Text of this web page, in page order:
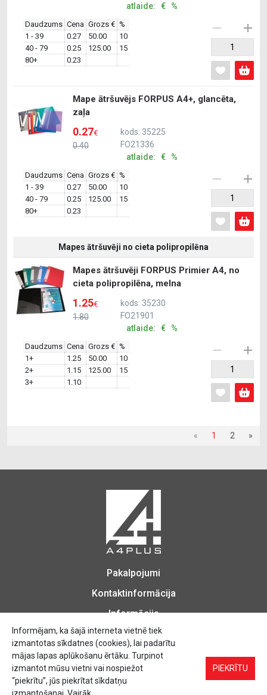
atlaide: € %
Daudzums Cena Grozs € %
1 - 39
0.27 50.00
10
40 - 79
0.25 125.00
15
80+
0.23
Mape ātršuvējs FORPUS A4+, glancēta,
zaļa
0.40
0.27€
kods: 35225
FO21336
atlaide: € %
Daudzums Cena Grozs € %
1 - 39
0.27 50.00
10
40 - 79
0.25 125.00
15
80+
0.23
Mapes ātršuvēji no cieta polipropilēna
Mapes ātršuvēji FORPUS Primier A4, no
cieta polipropilēna, melna
1.80
1.25€
kods: 35230
FO21901
atlaide: € %
Daudzums Cena Grozs € %
1+
1.25 50.00
10
2+
1.15 125.00
15
3+
1.10
« 1 2 »
Biroja Preces, Zīmogu izgatavošana, Printēšana, Kopēšana, Iesiešana,
Vizītkartes, Skrejlapas, Uzlīmes.
Pakalpojumi
Kontaktinformācija
Informācija
Informējam, ka šajā interneta vietnē tiek
izmantotas sīkdatnes (cookies), lai padarītu
mājas lapas aplūkošanu ērtāku. Turpinot
izmantot mūsu vietni vai nospiežot
“piekrītu”, jūs piekrītat sīkdatņu
PIEKRĪTU